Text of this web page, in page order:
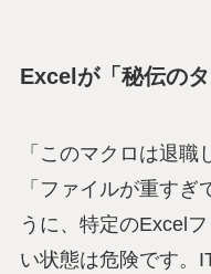
Excelが「秘伝の
「このマクロは退職
「ファイルが重す
うに、特定のExcel
い状態は危険です。